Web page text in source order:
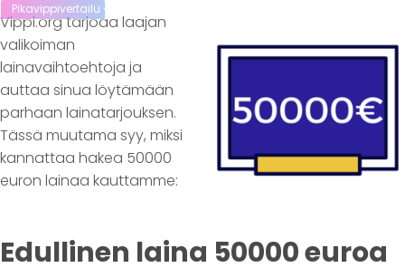
Pikavippivertailu - Vertaa Vippi.org lainoja kilpailijoihin
Vippi.org tarjoaa laajan
valikoiman
lainavaihtoehtoja ja
auttaa sinua löytämään
parhaan lainatarjouksen.
Tässä muutama syy, miksi
kannattaa hakea 50000
euron lainaa kauttamme:
Edullinen laina 50000 euroa